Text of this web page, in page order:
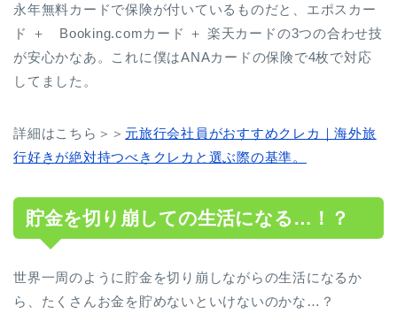
永年無料カードで保険が付いているものだと、エポスカー
ド ＋ Booking.comカード ＋ 楽天カードの3つの合わせ技
が安心かなあ。これに僕はANAカードの保険で4枚で対応
してました。
詳細はこちら＞＞ 元旅行会社員がおすすめクレカ｜海外旅
行好きが絶対持つべきクレカと選ぶ際の基準。
貯金を切り崩しての生活になる…！？
世界一周のように貯金を切り崩しながらの生活になるか
ら、たくさんお金を貯めないといけないのかな…？